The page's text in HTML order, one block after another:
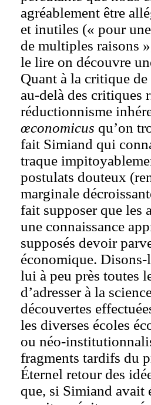
agréablement être
et inutiles (« pour
de multiples raisons
le lire on découvre
Quant à la critique
au-delà des critiques
réductionnisme
œconomicus qu’on
fait Simiand qui
traque
postulats douteux
marginale
fait supposer que les
une connaissance
supposés devoir
économique.
lui à peu près toutes
d’adresser à la
découvertes
les diverses écoles
ou néo-
fragments tardifs du
Éternel retour des
que, si Simiand avait